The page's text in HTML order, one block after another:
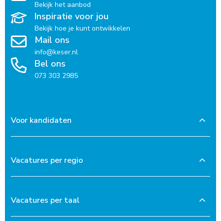
Bekijk het aanbod
Inspiratie voor jou
Bekijk hoe je kunt ontwikkelen
Mail ons
info@keser.nl
Bel ons
073 303 2985
Voor kandidaten
Vacatures per regio
Vacatures per taal